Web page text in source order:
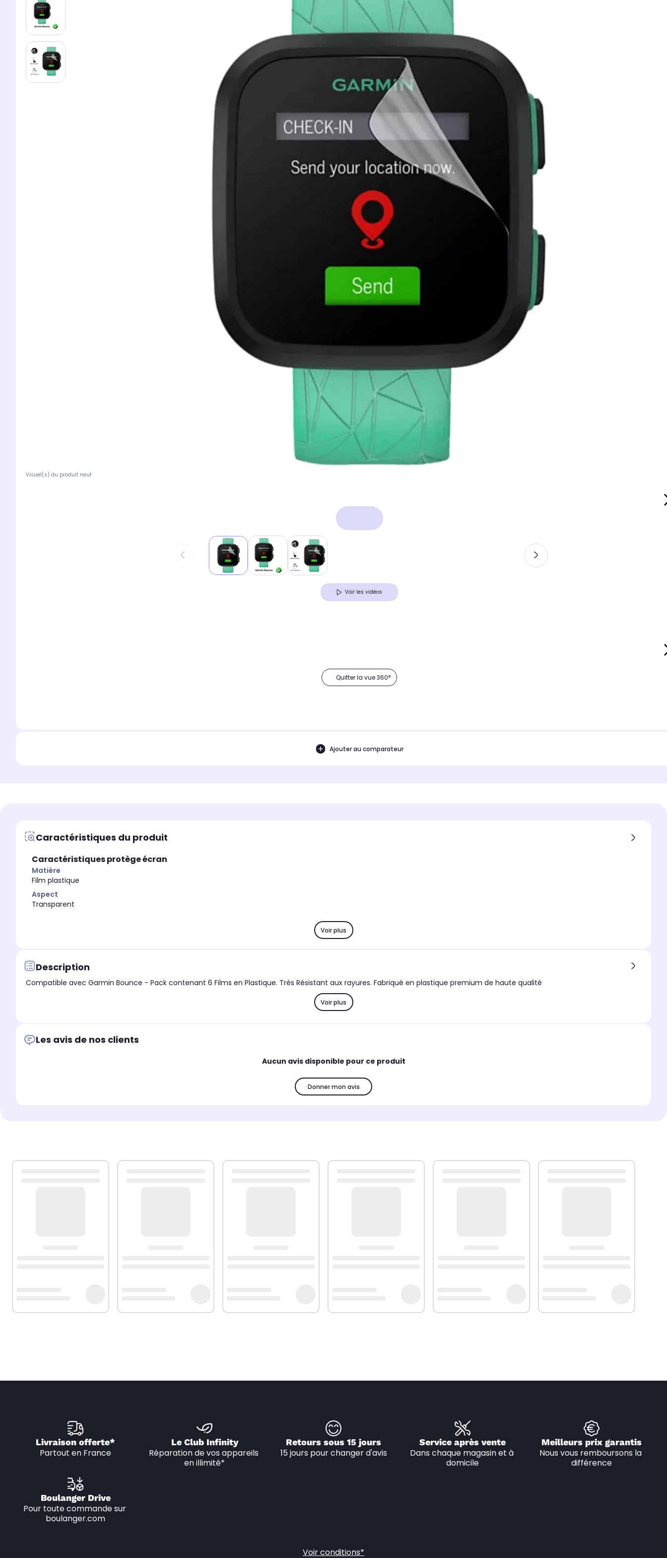
Visuel(s) du produit neuf
Voir les vidéos
Quitter la vue 360°
Ajouter au comparateur
Caractéristiques du produit
Caractéristiques protège écran
Matière
Film plastique
Aspect
Transparent
Voir plus
Description
Compatible avec Garmin Bounce - Pack contenant 6 Films en Plastique. Très Résistant aux rayures. Fabriqué en plastique premium de haute qualité
Voir plus
Les avis de nos clients
Aucun avis disponible pour ce produit
Donner mon avis
Livraison offerte*
Partout en France
Le Club Infinity
Réparation de vos appareils
en illimité*
Retours sous 15 jours
15 jours pour changer d'avis
Service après vente
Dans chaque magasin et à
domicile
Meilleurs prix garantis
Nous vous remboursons la
différence
Boulanger Drive
Pour toute commande sur
boulanger.com
Voir conditions*